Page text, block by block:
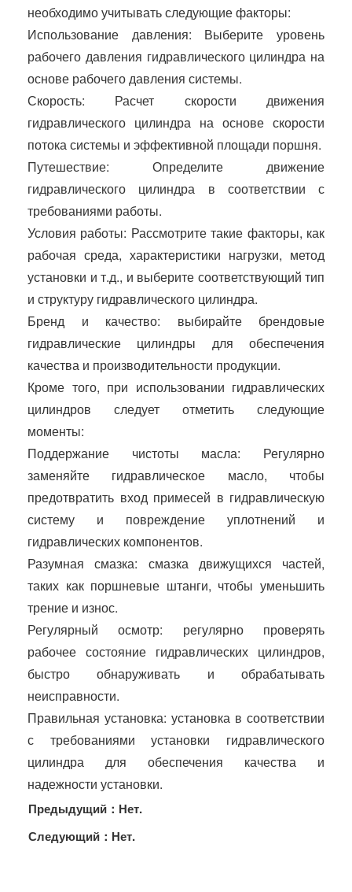
необходимо учитывать следующие факторы:
Использование давления: Выберите уровень
рабочего давления гидравлического цилиндра на
основе рабочего давления системы.
Скорость: Расчет скорости движения
гидравлического цилиндра на основе скорости
потока системы и эффективной площади поршня.
Путешествие: Определите движение
гидравлического цилиндра в соответствии с
требованиями работы.
Условия работы: Рассмотрите такие факторы, как
рабочая среда, характеристики нагрузки, метод
установки и т.д., и выберите соответствующий тип
и структуру гидравлического цилиндра.
Бренд и качество: выбирайте брендовые
гидравлические цилиндры для обеспечения
качества и производительности продукции.
Кроме того, при использовании гидравлических
цилиндров следует отметить следующие
моменты:
Поддержание чистоты масла: Регулярно
заменяйте гидравлическое масло, чтобы
предотвратить вход примесей в гидравлическую
систему и повреждение уплотнений и
гидравлических компонентов.
Разумная смазка: смазка движущихся частей,
таких как поршневые штанги, чтобы уменьшить
трение и износ.
Регулярный осмотр: регулярно проверять
рабочее состояние гидравлических цилиндров,
быстро обнаруживать и обрабатывать
неисправности.
Правильная установка: установка в соответствии
с требованиями установки гидравлического
цилиндра для обеспечения качества и
надежности установки.
Предыдущий：Нет.
Следующий：Нет.